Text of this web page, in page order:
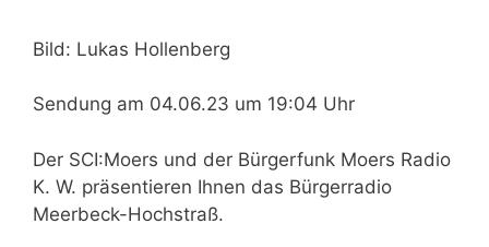
Bild: Lukas Hollenberg
Sendung am 04.06.23 um 19:04 Uhr
Der SCI:Moers und der Bürgerfunk Moers Radio
K. W. präsentieren Ihnen das Bürgerradio
Meerbeck-Hochstraß.